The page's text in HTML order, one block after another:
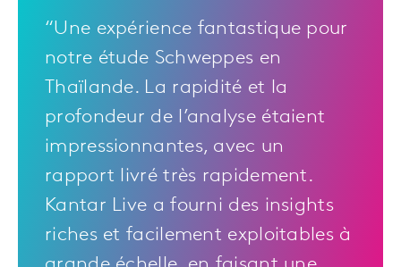
“Une expérience fantastique pour
notre étude Schweppes en
Thaïlande. La rapidité et la
profondeur de l’analyse étaient
impressionnantes, avec un
rapport livré très rapidement.
Kantar Live a fourni des insights
riches et facilement exploitables à